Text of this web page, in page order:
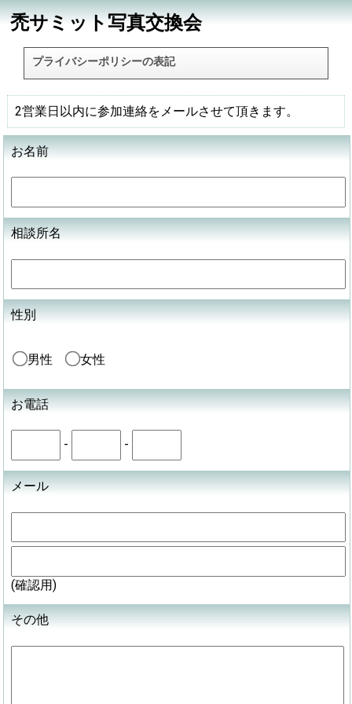
禿サミット写真交換会
プライバシーポリシーの表記
2営業日以内に参加連絡をメールさせて頂きます。
お名前
相談所名
性別
男性 女性
お電話
- -
メール
(確認用)
その他